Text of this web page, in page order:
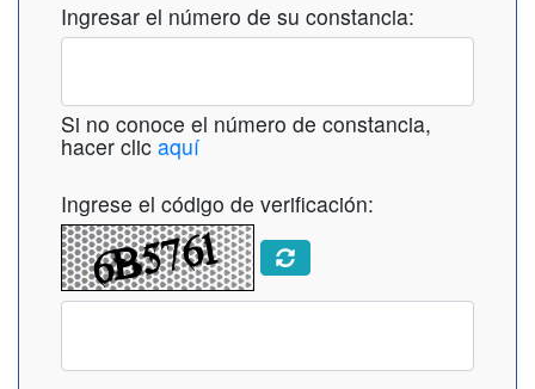
Ingresar el número de su constancia:
Si no conoce el número de constancia,
hacer clic aquí
Ingrese el código de verificación: